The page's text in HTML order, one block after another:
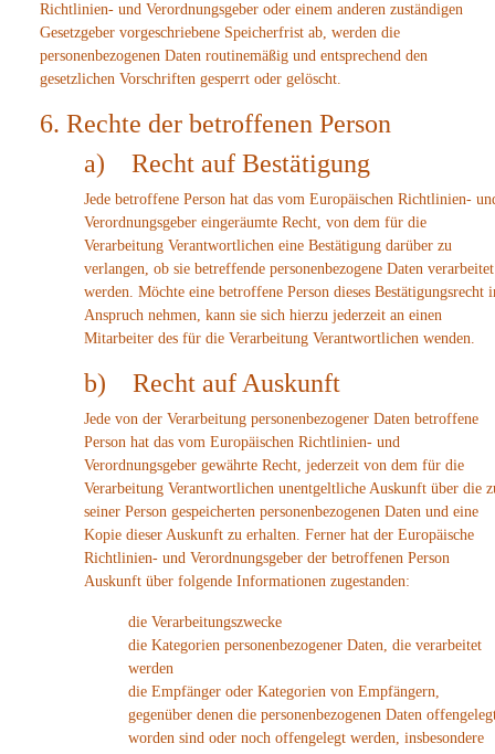
Richtlinien- und Verordnungsgeber oder einem anderen zuständigen
Gesetzgeber vorgeschriebene Speicherfrist ab, werden die
personenbezogenen Daten routinemäßig und entsprechend den
gesetzlichen Vorschriften gesperrt oder gelöscht.
6. Rechte der betroffenen Person
a) Recht auf Bestätigung
Jede betroffene Person hat das vom Europäischen Richtlinien-
Verordnungsgeber eingeräumte Recht, von dem für die
Verarbeitung Verantwortlichen eine Bestätigung darüber zu
verlangen, ob sie betreffende personenbezogene Daten verarbeitet
werden. Möchte eine betroffene Person dieses Bestätigungsrecht
Anspruch nehmen, kann sie sich hierzu jederzeit an einen
Mitarbeiter des für die Verarbeitung Verantwortlichen wenden.
b) Recht auf Auskunft
Jede von der Verarbeitung personenbezogener Daten betroffene
Person hat das vom Europäischen Richtlinien- und
Verordnungsgeber gewährte Recht, jederzeit von dem für die
Verarbeitung Verantwortlichen unentgeltliche Auskunft über die
seiner Person gespeicherten personenbezogenen Daten und eine
Kopie dieser Auskunft zu erhalten. Ferner hat der Europäische
Richtlinien- und Verordnungsgeber der betroffenen Person
Auskunft über folgende Informationen zugestanden:
die Verarbeitungszwecke
die Kategorien personenbezogener Daten, die verarbeitet
werden
die Empfänger oder Kategorien von Empfängern,
gegenüber denen die personenbezogenen Daten
worden sind oder noch offengelegt werden, insbesondere